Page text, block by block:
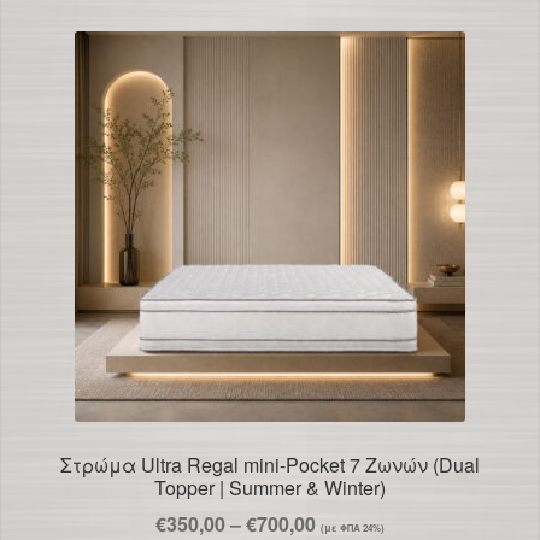
πολλαπλές
επιλογές
επιλεγούν
στη
σελίδα
του
προϊόντος
Στρώμα Ultra Regal mini-Pocket 7 Ζωνών (Dual
Topper | Summer & Winter)
€350,00–€700,00Price
(με ΦΠΑ 24%)